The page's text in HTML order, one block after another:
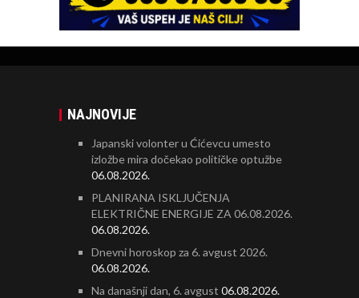
NAJNOVIJE
Japanski volonter u Ćićevcu umesto
izložbe mira dočekao političke optužbe
06.08.2026.
PLANIRANA ISKLJUČENJA
ELEKTRIČNE ENERGIJE ZA 06.08.2026.
06.08.2026.
Dnevni horoskop za 6. avgust 2026.
06.08.2026.
Na današnji dan, 6. avgust 06.08.2026.